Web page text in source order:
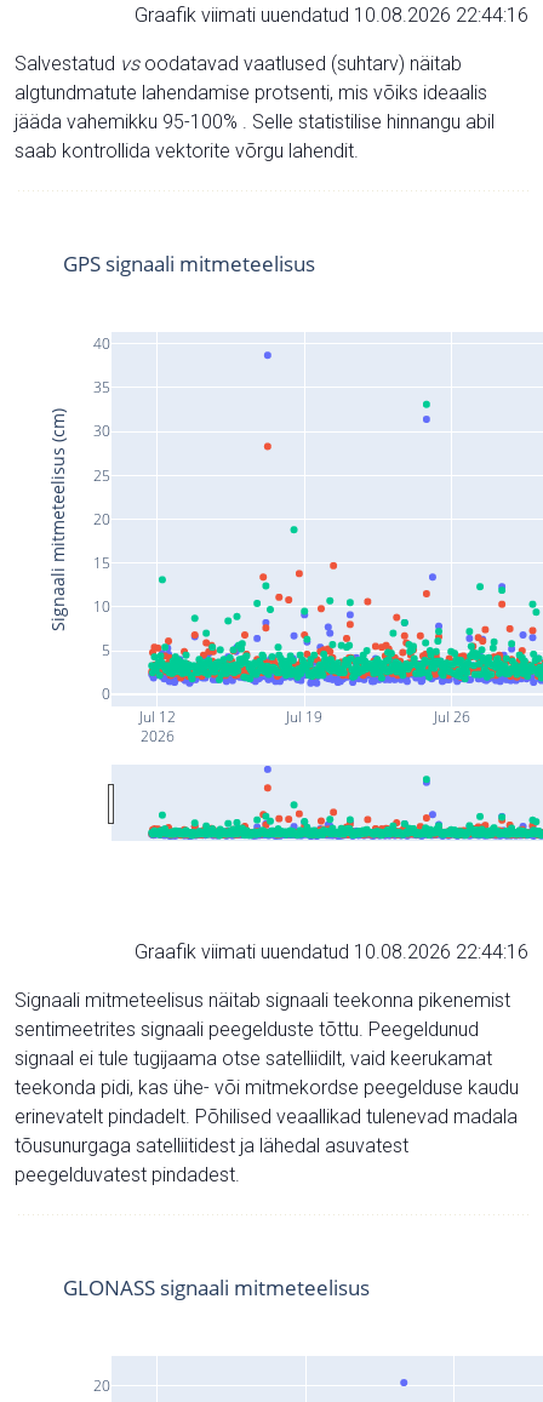
Graafik viimati uuendatud 10.08.2026 22:44:16
Salvestatud vsoodatavad vaatlused (suhtarv) näitab
algtundmatute lahendamise protsenti, mis võiks ideaalis
jääda vahemikku 95-100% . Selle statistilise hinnangu abil
saab kontrollida vektorite võrgu lahendit.
Jul 12
2026
Jul 19 Jul 26
0
5
10
15
20
25
30
35
40
GPS signaali mitmeteelisus
Signaali mitmeteelisus (cm)
Graafik viimati uuendatud 10.08.2026 22:44:16
Signaali mitmeteelisus näitab signaali teekonna pikenemist
sentimeetrites signaali peegelduste tõttu. Peegeldunud
signaal ei tule tugijaama otse satelliidilt, vaid keerukamat
teekonda pidi, kas ühe- või mitmekordse peegelduse kaudu
erinevatelt pindadelt. Põhilised veaallikad tulenevad madala
tõusunurgaga satelliitidest ja lähedal asuvatest
peegelduvatest pindadest.
20
GLONASS signaali mitmeteelisus